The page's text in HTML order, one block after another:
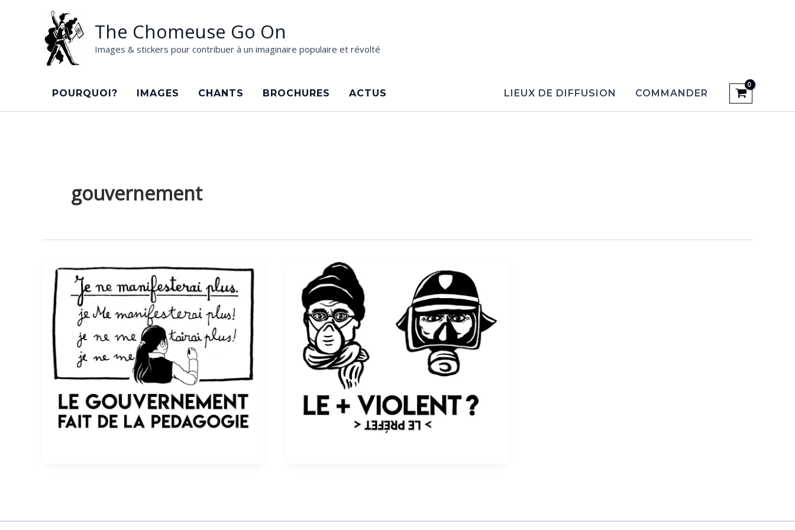
The Chomeuse Go On
Images & stickers pour contribuer à un imaginaire populaire et révolté
POURQUOI? IMAGES CHANTS BROCHURES ACTUS LIEUX DE DIFFUSION COMMANDER
gouvernement